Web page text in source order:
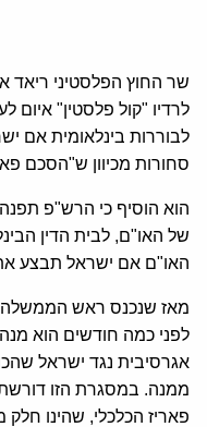
לרדיו "קול פלסטין" איום
לבוררות בינלאומית אם
סחורות מכיוון ש"הסכם
הוא הוסיף כי הרש"פ
של האו"ם, לבית הדין
האו"ם אם ישראל תבצע
מאז שנכנס ראש הממשלה
לפני כמה חודשים הוא
אגרסיבית נגד ישראל
ממנה. במסגרת הזו
פאריז הכלכלי, שהינו